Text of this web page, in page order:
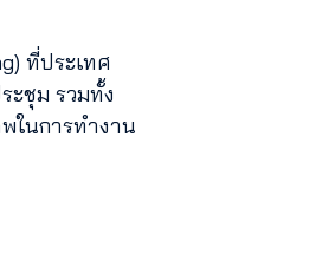
ที่ประเทศ
ะชุม รวมทั้ง
ในการทำงาน